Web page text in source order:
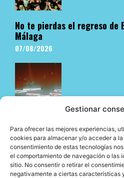
Gestionar
Para ofrecer las mejores experiencias,
cookies para almacenar y/o acceder a
consentimiento de estas tecnologías
el comportamiento de navegación o las
sitio. No consentir o retirar el
negativamente a ciertas características
No te pierdas el regreso de
Málaga
07/08/2026
El underground en Ibiza es
06/08/2026